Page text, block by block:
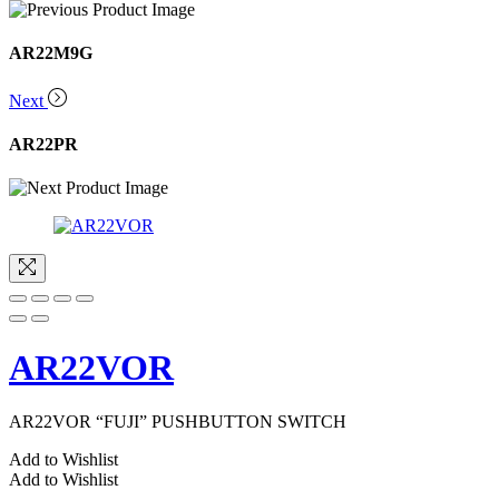
AR22M9G
Next
AR22PR
AR22VOR
AR22VOR “FUJI” PUSHBUTTON SWITCH
Add to Wishlist
Add to Wishlist